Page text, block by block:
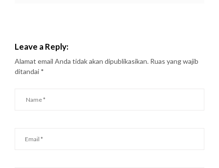
Leave a Reply:
Alamat email Anda tidak akan dipublikasikan. Ruas yang wajib
ditandai *